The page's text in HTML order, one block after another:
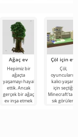
ürkütücü ve
Ağaç ev
Hepimiz bir
ağaçta
yaşamayı hayal
ettik. Ancak
gerçek bir ağaç
ev inşa etmek
Çöl için ev
Çöl,
oyuncuların
kalıcı yaşam
için seçtiği
Minecraft'ta
sık görülen